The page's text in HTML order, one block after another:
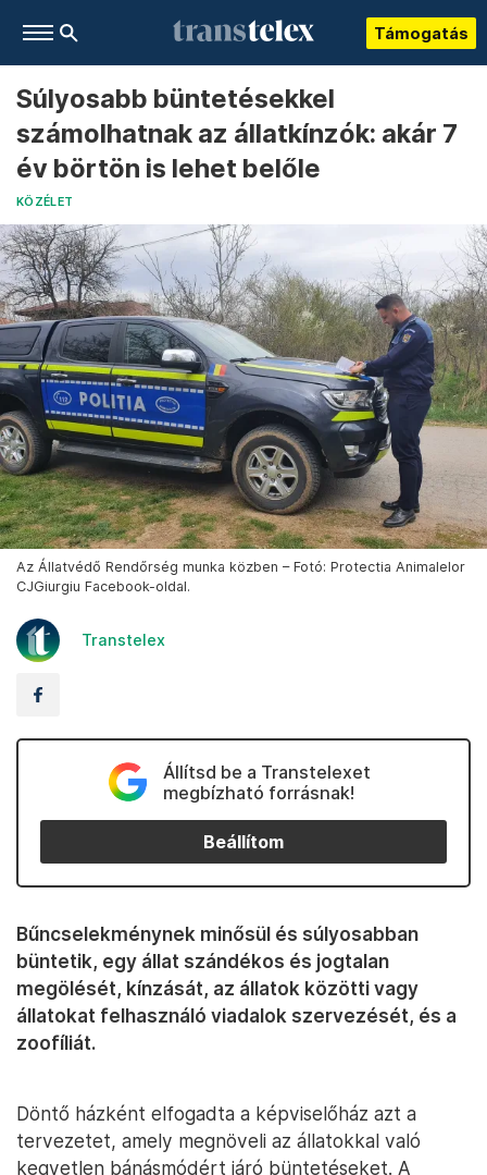
Támogatás
Súlyosabb büntetésekkel
számolhatnak az állatkínzók: akár 7
év börtön is lehet belőle
KÖZÉLET
Az Állatvédő Rendőrség munka közben – Fotó: Protectia Animalelor
CJGiurgiu Facebook-oldal.
Transtelex
Állítsd be a Transtelexet
megbízható forrásnak!
Beállítom
Bűncselekménynek minősül és súlyosabban
büntetik, egy állat szándékos és jogtalan
megölését, kínzását, az állatok közötti vagy
állatokat felhasználó viadalok szervezését, és a
zoofíliát.
Döntő házként elfogadta a képviselőház azt a
tervezetet, amely megnöveli az állatokkal való
kegyetlen bánásmódért járó büntetéseket. A